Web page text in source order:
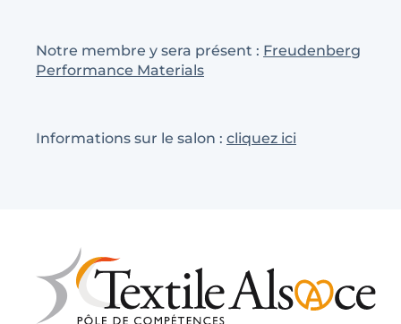
Notre membre y sera présent : Freudenberg
Performance Materials
Informations sur le salon : cliquez ici